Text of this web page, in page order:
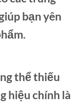
bạn yên
thể thiếu
hiệu chính là